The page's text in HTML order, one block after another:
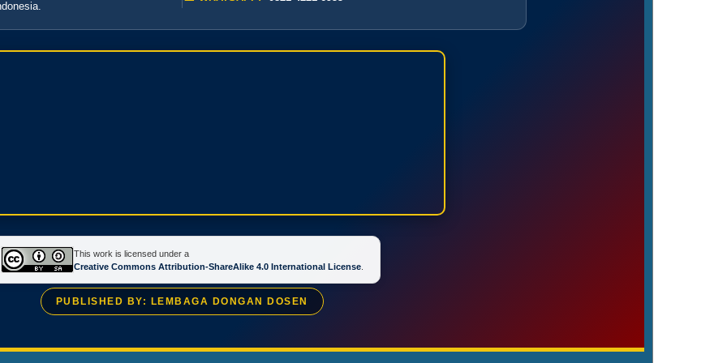
This work is licensed under a
Creative Commons Attribution-ShareAlike 4.0 International License.
PUBLISHED BY: LEMBAGA DONGAN DOSEN